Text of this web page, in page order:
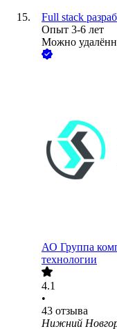
Full stack
Опыт 3-6 лет
Можно
АО Группа
технологии
4.1
•
43 отзыва
Нижний